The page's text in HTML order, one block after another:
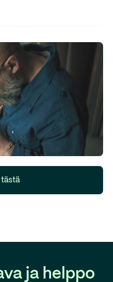
tästä
ja helppo